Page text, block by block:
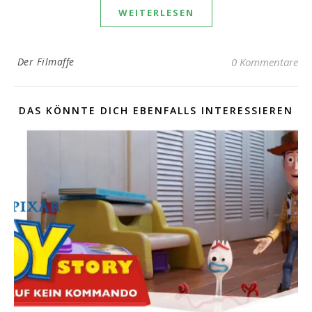
WEITERLESEN
Der Filmaffe 0 Kommentare
DAS KÖNNTE DICH EBENFALLS INTERESSIEREN